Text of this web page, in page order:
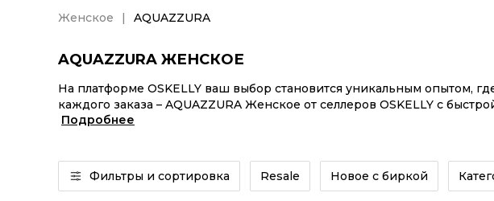
Женское AQUAZZURA
AQUAZZURA ЖЕНСКОЕ
На платформе OSKELLY ваш выбор становится уникальным опытом,
каждого заказа – AQUAZZURA Женское от селлеров OSKELLY с
AQUAZZURA Женское из новых коллекций – заказывайте на сайте
Подробнее
Фильтры и сортировка Resale Новое с биркой